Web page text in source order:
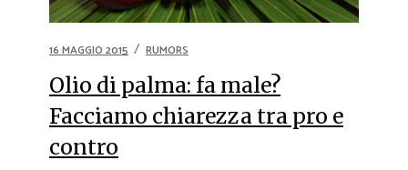
16 MAGGIO 2015 RUMORS
Olio di palma: fa male?
Facciamo chiarezza tra pro e
contro